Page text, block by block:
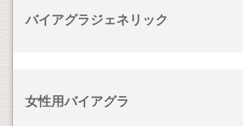
バイアグラジェネリック
女性用バイアグラ